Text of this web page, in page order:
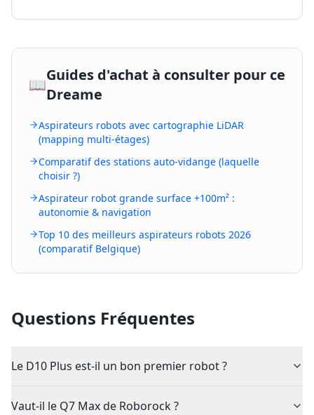
📖
Guides d'achat à consulter pour ce
Dreame
Aspirateurs robots avec cartographie LiDAR
(mapping multi-étages)
Comparatif des stations auto-vidange (laquelle
choisir ?)
Aspirateur robot grande surface +100m² :
autonomie & navigation
Top 10 des meilleurs aspirateurs robots 2026
(comparatif Belgique)
Questions Fréquentes
Le D10 Plus est-il un bon premier robot ?
Vaut-il le Q7 Max de Roborock ?